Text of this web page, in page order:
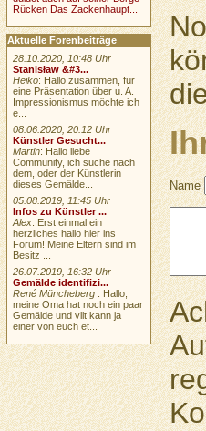
Name
Rücken Das Zackenhaupt...
Aktuelle Forenbeiträge
28.10.2020, 10:48 Uhr
Stanisław &#3...
Heiko: Hallo zusammen, für
eine Präsentation über u. A.
Impressionismus möchte ich
e...
08.06.2020, 20:12 Uhr
Künstler Gesucht...
Martin: Hallo liebe
Community, ich suche nach
dem, oder der Künstlerin
dieses Gemälde...
05.08.2019, 11:45 Uhr
Infos zu Künstler ...
Alex: Erst einmal ein
herzliches hallo hier ins
Forum! Meine Eltern sind im
Besitz ...
26.07.2019, 16:32 Uhr
Gemälde identifizi...
René Müncheberg : Hallo,
meine Oma hat noch ein paar
Gemälde und vllt kann ja
einer von euch et...